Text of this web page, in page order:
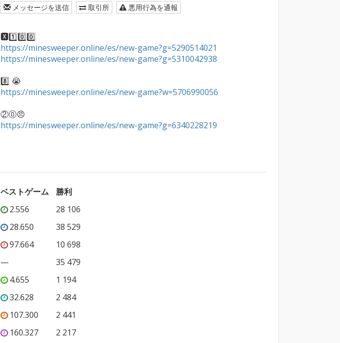
メッセージを送信 取引所 悪用行為を通報
https://minesweeper.online/es/new-game?g=5290514021
https://minesweeper.online/es/new-game?g=5310042938
https://minesweeper.online/es/new-game?w=5706990056
https://minesweeper.online/es/new-game?g=6340228219
ベストゲーム
勝利
2.556
28 106
28.650
38 529
97.664
10 698
—
35 479
4.655
1 194
32.628
2 484
107.300
2 441
160.327 2 217